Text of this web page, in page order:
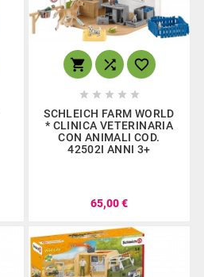
  
    
SCHLEICH FARM WORLD
* CLINICA VETERINARIA
CON ANIMALI COD.
42502I ANNI 3+
65,00 €